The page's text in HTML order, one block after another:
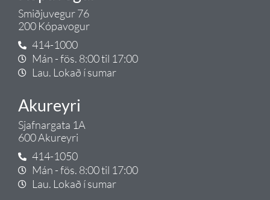
Smiðjuvegur 76
200 Kópavogur
414-1000
Mán - fös. 8:00 til 17:00
Lau. Lokað í sumar
Akureyri
Sjafnargata 1A
600 Akureyri
414-1050
Mán - fös. 8:00 til 17:00
Lau. Lokað í sumar